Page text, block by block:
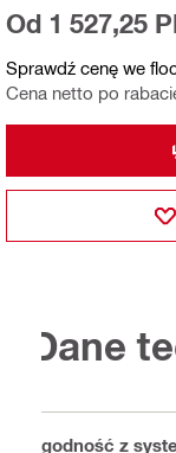
Sprawdź cenę we
Cena netto po
Od 1 527,25
Dane
Zgodność z